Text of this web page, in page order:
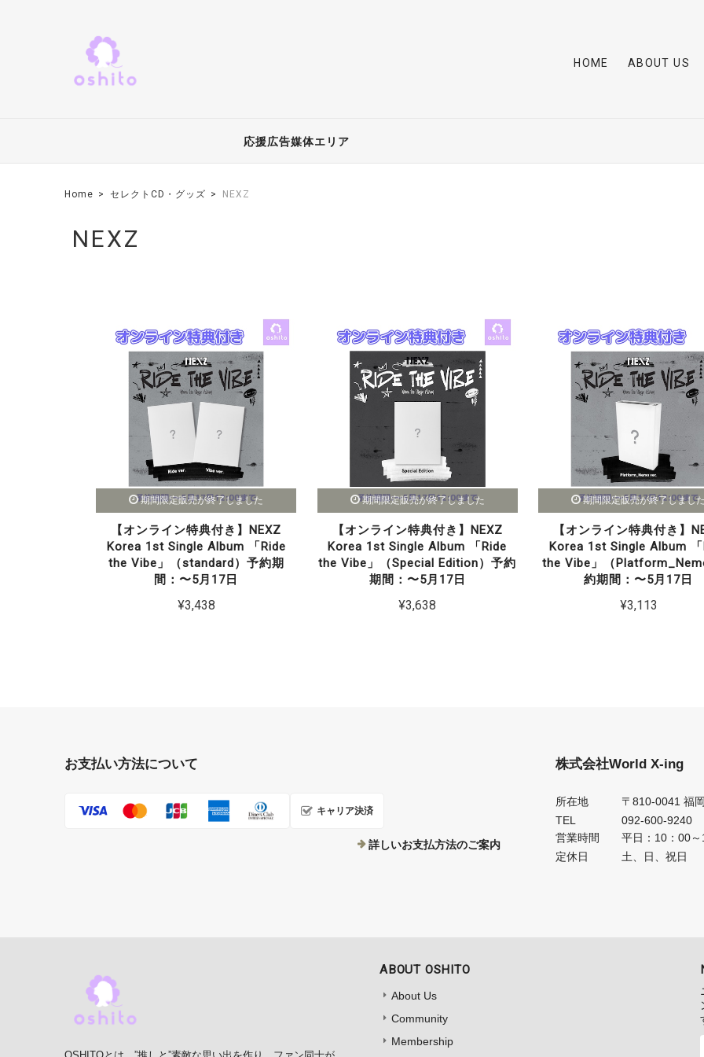
HOME ABOUT US
応援広告媒体エリア
Home セレクトCD・グッズ NEXZ
NEXZ
期間限定販売が終了しました
【オンライン特典付き】NEXZ
Korea 1st Single Album 「Ride
the Vibe」（standard）予約期
間：〜5月17日
¥3,438
期間限定販売が終了しました
【オンライン特典付き】NEXZ
Korea 1st Single Album 「Ride
the Vibe」（Special Edition）予約
期間：〜5月17日
¥3,638
期間限定販売が終了しました
【オンライン特典付き】
Korea 1st Single Album 「
the Vibe」（
約期間：〜5月17日
¥3,113
お支払い方法について
キャリア決済
詳しいお支払方法のご案内
株式会社World X-ing
所在地
〒810-0041 福
TEL
092-600-9240
営業時間
平日：10：00
定休日
土、日、祝日
ABOUT OSHITO
About Us
Community
Membership